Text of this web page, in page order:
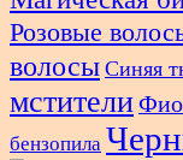
Розовые
волосы Синяя
мстители
бензопила